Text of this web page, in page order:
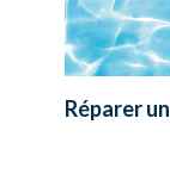
Réparer